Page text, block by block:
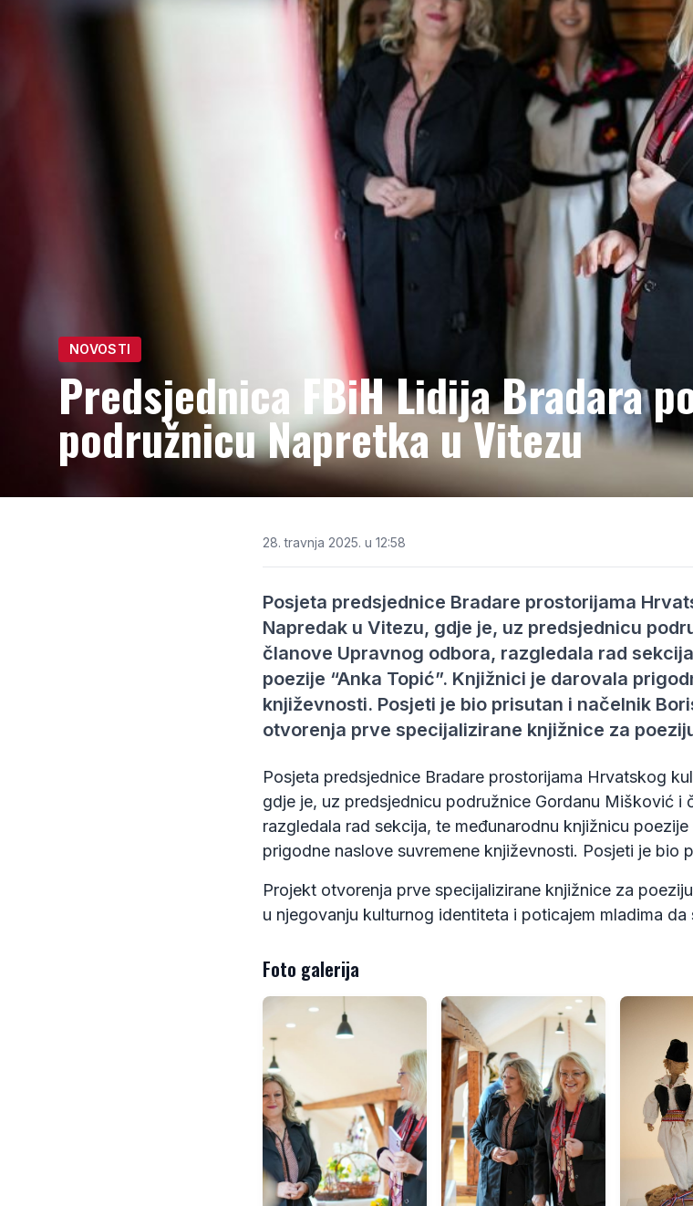
NOVOSTI
Predsjednica FBiH Lidija Bradara
podružnicu Napretka u Vitezu
28. travnja 2025. u 12:58
Posjeta predsjednice Bradare prostorijama
Napredak u Vitezu, gdje je, uz predsjednicu
članove Upravnog odbora, razgledala rad
poezije “Anka Topić”. Knjižnici je darovala
književnosti. Posjeti je bio prisutan i načelnik
otvorenja prve specijalizirane knjižnice za
Posjeta predsjednice Bradare prostorijama Hrvatskog
gdje je, uz predsjednicu podružnice Gordanu Mišković i
razgledala rad sekcija, te međunarodnu knjižnicu
prigodne naslove suvremene književnosti. Posjeti je bio
Projekt otvorenja prve specijalizirane knjižnice za
u njegovanju kulturnog identiteta i poticajem mladima da
Foto galerija